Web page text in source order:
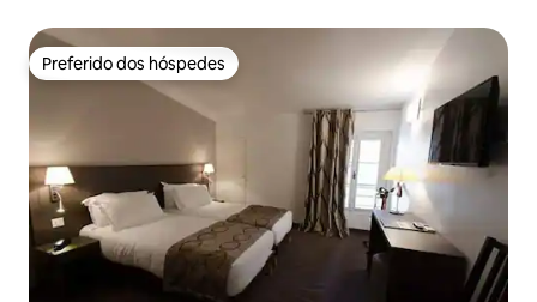
Preferido dos hóspedes
Preferido dos hóspedes